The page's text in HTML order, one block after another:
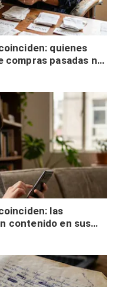
quienes
pasadas no
necesidad de
las
contenido en sus
validación